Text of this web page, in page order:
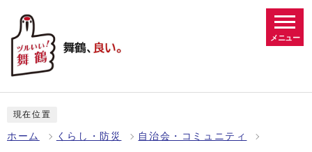
メニュー
現在位置
ホーム くらし・防災 自治会・コミュニティ